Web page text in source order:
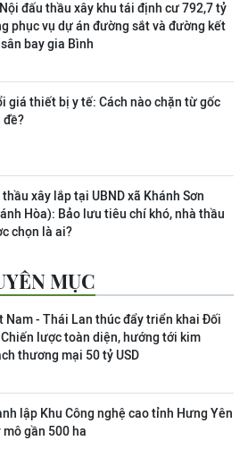
đấu thầu xây khu tái định cư 792,7 tỷ
phục vụ dự án đường sắt và đường kết
bay gia Bình
giá thiết bị y tế: Cách nào chặn từ gốc
đề?
thầu xây lắp tại UBND xã Khánh Sơn
Hòa): Bảo lưu tiêu chí khó, nhà thầu
chọn là ai?
MỤC
Nam - Thái Lan thúc đẩy triển khai Đối
lược toàn diện, hướng tới kim
thương mại 50 tỷ USD
lập Khu Công nghệ cao tỉnh Hưng Yên
mô gần 500 ha